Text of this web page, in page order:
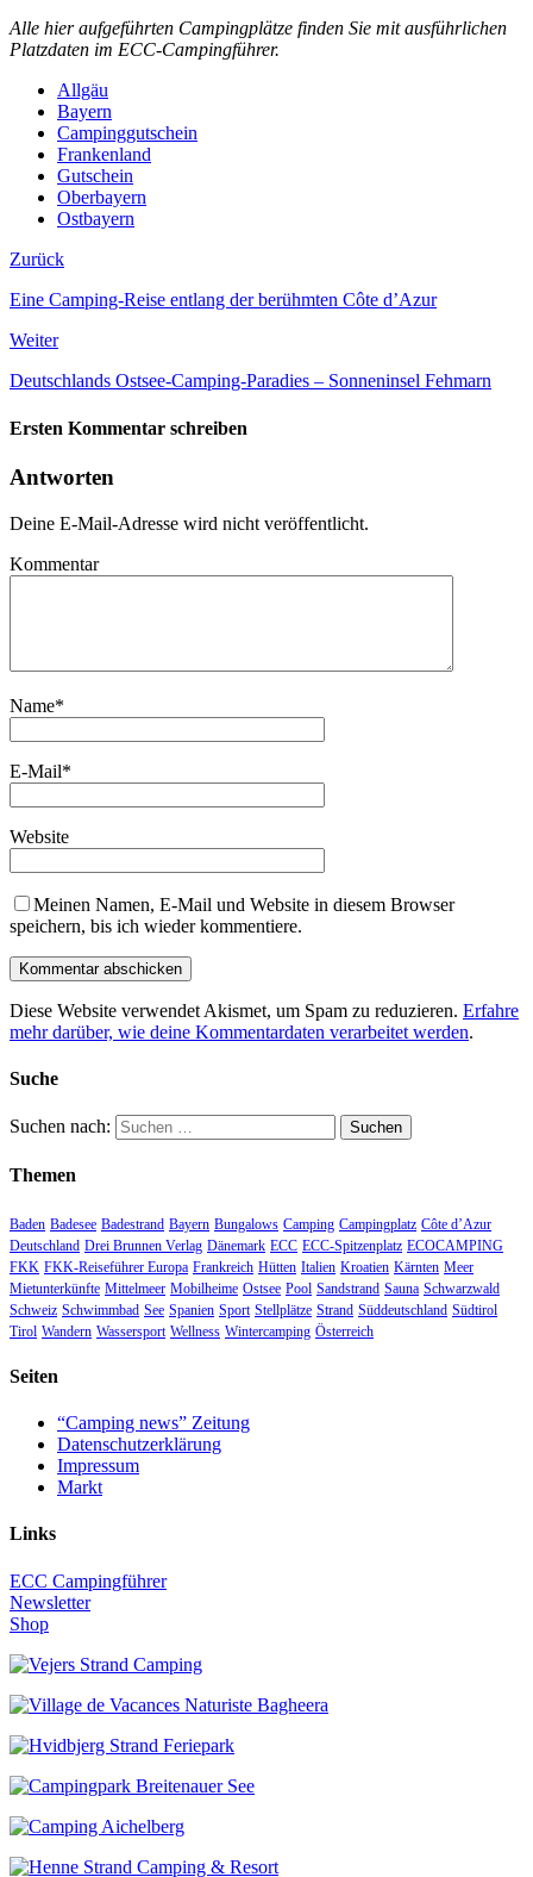
Alle hier aufgeführten Campingplätze finden Sie mit ausführlichen
Platzdaten im ECC-Campingführer.
Allgäu
Bayern
Campinggutschein
Frankenland
Gutschein
Oberbayern
Ostbayern
Zurück
Eine Camping-Reise entlang der berühmten Côte d’Azur
Weiter
Deutschlands Ostsee-Camping-Paradies – Sonneninsel Fehmarn
Ersten Kommentar schreiben
Antworten
Deine E-Mail-Adresse wird nicht veröffentlicht.
Kommentar
Name*
E-Mail*
Website
Meinen Namen, E-Mail und Website in diesem Browser
speichern, bis ich wieder kommentiere.
Diese Website verwendet Akismet, um Spam zu reduzieren. Erfahre
mehr darüber, wie deine Kommentardaten verarbeitet werden.
Suche
Suchen nach:
Themen
Baden Badesee Badestrand Bayern Bungalows Camping Campingplatz Côte d’Azur
Deutschland Drei Brunnen Verlag Dänemark ECC ECC-Spitzenplatz ECOCAMPING
FKK FKK-Reiseführer Europa Frankreich Hütten Italien Kroatien Kärnten Meer
Mietunterkünfte Mittelmeer Mobilheime Ostsee Pool Sandstrand Sauna Schwarzwald
Schweiz Schwimmbad See Spanien Sport Stellplätze Strand Süddeutschland Südtirol
Tirol Wandern Wassersport Wellness Wintercamping Österreich
Seiten
“Camping news” Zeitung
Datenschutzerklärung
Impressum
Markt
Links
ECC Campingführer
Newsletter
Shop